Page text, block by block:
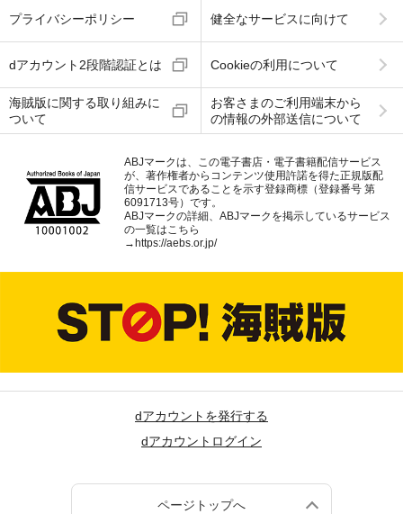
プライバシーポリシー 健全なサービスに向けて
dアカウント2段階認証とは Cookieの利用について
海賊版に関する取り組みに
ついて
お客さまのご利用端末から
の情報の外部送信について
ABJマークは、この電子書店・電子書籍配信サービス
が、著作権者からコンテンツ使用許諾を得た正規版配
信サービスであることを示す登録商標（登録番号 第
6091713号）です。
ABJマークの詳細、ABJマークを掲示しているサービス
の一覧はこちら
→ https://aebs.or.jp/
dアカウントを発行する
dアカウントログイン
ページトップへ